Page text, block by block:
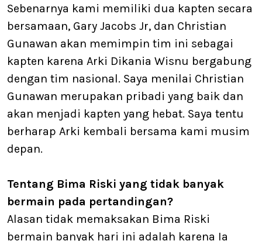
Sebenarnya kami memiliki dua kapten secara
bersamaan, Gary Jacobs Jr, dan Christian
Gunawan akan memimpin tim ini sebagai
kapten karena Arki Dikania Wisnu bergabung
dengan tim nasional. Saya menilai Christian
Gunawan merupakan pribadi yang baik dan
akan menjadi kapten yang hebat. Saya tentu
berharap Arki kembali bersama kami musim
depan.
Tentang Bima Riski yang tidak banyak
bermain pada pertandingan?
Alasan tidak memaksakan Bima Riski
bermain banyak hari ini adalah karena Ia